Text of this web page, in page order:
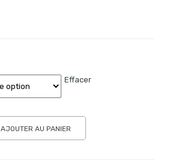
Effacer
AJOUTER AU PANIER